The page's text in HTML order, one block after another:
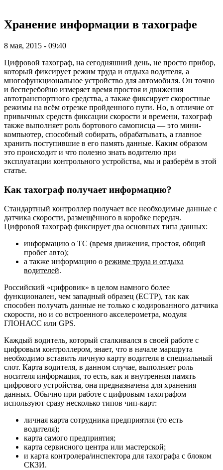
Хранение информации в тахографе
8 мая, 2015 - 09:40
Цифровой тахограф, на сегодняшний день, не просто прибор,
который фиксирует режим труда и отдыха водителя, а
многофункциональное устройство для автомобиля. Он точно
и бесперебойно измеряет время простоя и движения
автотранспортного средства, а также фиксирует скоростные
режимы на всём отрезке пройденного пути. Но, в отличие от
привычных средств фиксации скорости и времени, тахограф
также выполняет роль бортового самописца — это мини-
компьютер, способный собирать, обрабатывать, а главное
хранить поступившие в его память данные. Каким образом
это происходит и что полезно знать водителю при
эксплуатации контрольного устройства, мы и разберём в этой
статье.
Как тахограф получает информацию?
Стандартный контроллер получает все необходимые данные с
датчика скорости, размещённого в коробке передач.
Цифровой тахограф фиксирует два основных типа данных:
информацию о ТС (время движения, простоя, общий
пробег авто);
а также информацию о режиме труда и отдыха
водителей.
Российский «цифровик» в целом намного более
функционален, чем западный образец (ЕСТР), так как
способен получать данные не только с кодированного датчика
скорости, но и со встроенного акселерометра, модуля
ГЛОНАСС или GPS.
Каждый водитель, который сталкивался в своей работе с
цифровым контроллером, знает, что в начале маршрута
необходимо вставить личную карту водителя в специальный
слот. Карта водителя, в данном случае, выполняет роль
носителя информация, то есть, как и внутренняя память
цифрового устройства, она предназначена для хранения
данных. Обычно при работе с цифровым тахографом
используют сразу несколько типов чип-карт:
личная карта сотрудника предприятия (то есть
водителя);
карта самого предприятия;
карта сервисного центра или мастерской;
и карта контролера/инспектора для тахографа с блоком
СКЗИ.